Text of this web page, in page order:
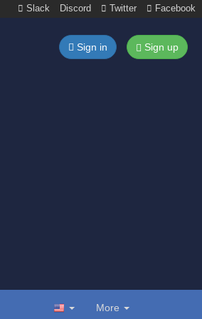
Slack Discord Twitter Facebook
Sign in Sign up
More